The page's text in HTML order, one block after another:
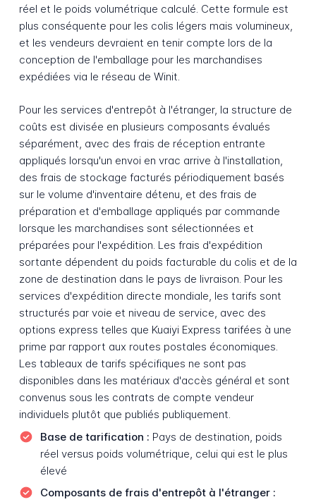
réel et le poids volumétrique calculé. Cette formule est
plus conséquente pour les colis légers mais volumineux,
et les vendeurs devraient en tenir compte lors de la
conception de l'emballage pour les marchandises
expédiées via le réseau de Winit.
Pour les services d'entrepôt à l'étranger, la structure de
coûts est divisée en plusieurs composants évalués
séparément, avec des frais de réception entrante
appliqués lorsqu'un envoi en vrac arrive à l'installation,
des frais de stockage facturés périodiquement basés
sur le volume d'inventaire détenu, et des frais de
préparation et d'emballage appliqués par commande
lorsque les marchandises sont sélectionnées et
préparées pour l'expédition. Les frais d'expédition
sortante dépendent du poids facturable du colis et de la
zone de destination dans le pays de livraison. Pour les
services d'expédition directe mondiale, les tarifs sont
structurés par voie et niveau de service, avec des
options express telles que Kuaiyi Express tarifées à une
prime par rapport aux routes postales économiques.
Les tableaux de tarifs spécifiques ne sont pas
disponibles dans les matériaux d'accès général et sont
convenus sous les contrats de compte vendeur
individuels plutôt que publiés publiquement.
Base de tarification : Pays de destination, poids
réel versus poids volumétrique, celui qui est le plus
élevé
Composants de frais d'entrepôt à l'étranger :